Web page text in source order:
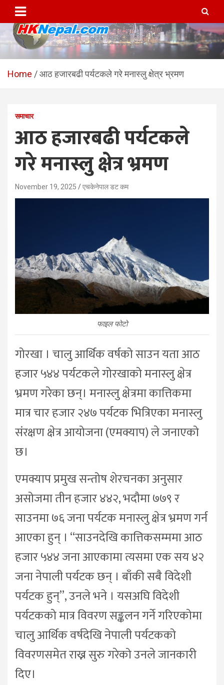
content
HKNepal.com – हङकङबाट
सञ्चालित पहिलो नेपाली अनलाईन
hknepal, hknepal.com, hk nepal, hk nepal com
Home आठ हजारबढी पर्यटकले गरे मनास्लु क्षेत्र भ्रमण
समाचार
आठ हजारबढी पर्यटकले
गरे मनास्लु क्षेत्र भ्रमण
November 19, 2025 एचकेनेपाल डट कम
फाइल फोटो
गोरखा । चालु आर्थिक वर्षको साउन यता आठ
हजार ५४४ पर्यटकले गोरखाको मनास्लु क्षेत्र
भ्रमण गरेका छन्। मनास्लु क्षेत्रमा कात्तिकमा
मात्र चार हजार २४७ पर्यटक भित्रिएका मनास्लु
संरक्षण क्षेत्र आयोजना (एमक्याप) ले जनाएको
छ।
एमक्याप प्रमुख सन्तोष शेरचनका अनुसार
असोजमा तीन हजार ४४२, भदौमा ७७९ र
साउनमा ७६ जना पर्यटक मनास्लु क्षेत्र भ्रमण गर्न
आएका हुन् । “साउनदेखि कात्तिकसम्ममा आठ
हजार ५४४ जना आएकामा त्यसमा एक सय ४२
जना नेपाली पर्यटक छन् । बाँकी सबै विदेशी
पर्यटक हुन्”, उनले भने । यसअघि विदेशी
पर्यटकको मात्र विवरण सङ्कलन गर्ने गरिएकोमा
चालु आर्थिक वर्षदेखि नेपाली पर्यटकको
विवरणसमेत राख्न सुरु गरेको उनले जानकारी
दिए।